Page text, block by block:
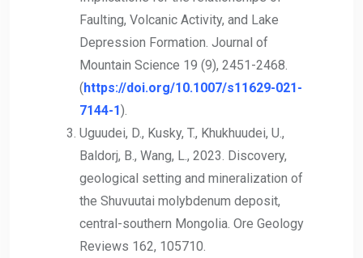
Faulting, Volcanic Activity, and Lake
Depression Formation. Journal of
Mountain Science 19 (9), 2451-2468.
(https://doi.org/10.1007/s11629-021-
7144-1).
Uguudei, D., Kusky, T., Khukhuudei, U.,
Baldorj, B., Wang, L., 2023. Discovery,
geological setting and mineralization of
the Shuvuutai molybdenum deposit,
central-southern Mongolia. Ore Geology
Reviews 162, 105710.